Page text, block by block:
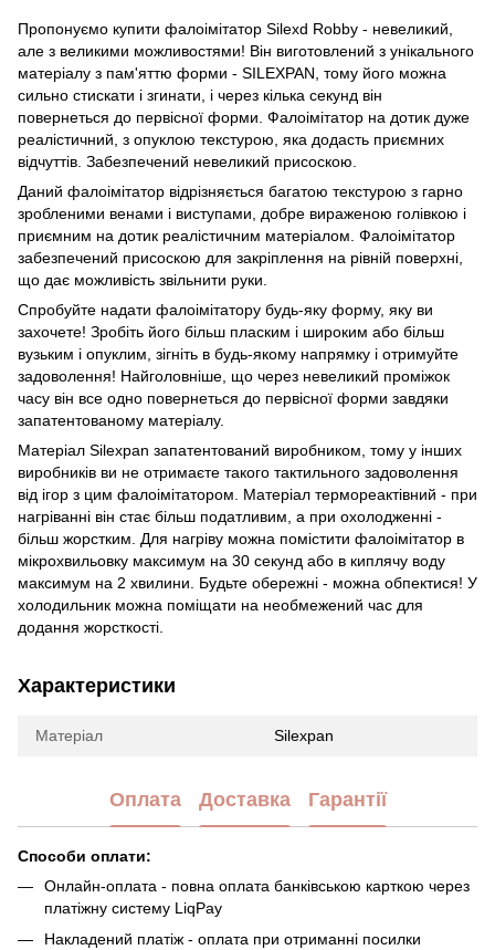
Пропонуємо купити фалоімітатор Silexd Robby - невеликий,
але з великими можливостями! Він виготовлений з унікального
матеріалу з пам'яттю форми - SILEXPAN, тому його можна
сильно стискати і згинати, і через кілька секунд він
повернеться до первісної форми. Фалоімітатор на дотик дуже
реалістичний, з опуклою текстурою, яка додасть приємних
відчуттів. Забезпечений невеликий присоскою.
Даний фалоімітатор відрізняється багатою текстурою з гарно
зробленими венами і виступами, добре вираженою голівкою і
приємним на дотик реалістичним матеріалом. Фалоімітатор
забезпечений присоскою для закріплення на рівній поверхні,
що дає можливість звільнити руки.
Спробуйте надати фалоімітатору будь-яку форму, яку ви
захочете! Зробіть його більш пласким і широким або більш
вузьким і опуклим, зігніть в будь-якому напрямку і отримуйте
задоволення! Найголовніше, що через невеликий проміжок
часу він все одно повернеться до первісної форми завдяки
запатентованому матеріалу.
Матеріал Silexpan запатентований виробником, тому у інших
виробників ви не отримаєте такого тактильного задоволення
від ігор з цим фалоімітатором. Матеріал термореактівний - при
нагріванні він стає більш податливим, а при охолодженні -
більш жорстким. Для нагріву можна помістити фалоімітатор в
мікрохвильовку максимум на 30 секунд або в киплячу воду
максимум на 2 хвилини. Будьте обережні - можна обпектися! У
холодильник можна поміщати на необмежений час для
додання жорсткості.
Характеристики
Матеріал Silexpan
Оплата Доставка Гарантії
Способи оплати:
Онлайн-оплата - повна оплата банківською карткою через
платіжну систему LiqPay
Накладений платіж - оплата при отриманні посилки